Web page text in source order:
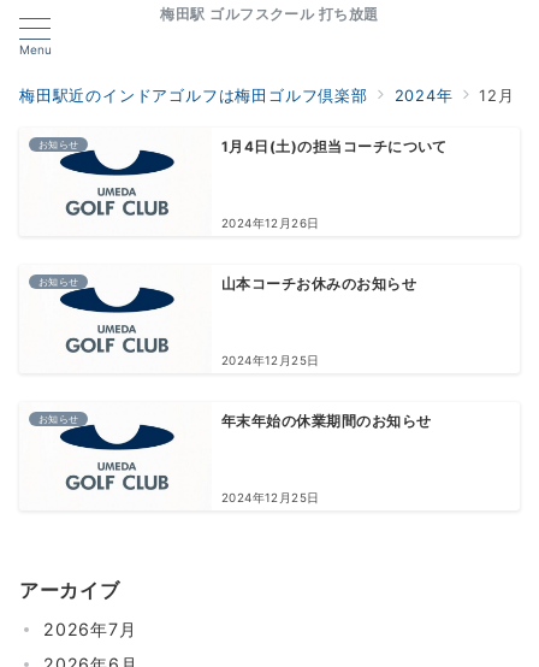
Menu
梅田駅 ゴルフスクール 打ち放題
梅田駅近のインドアゴルフは梅田ゴルフ倶楽部 2024年 12月
お知らせ 1月4日(土)の担当コーチについて
2024年12月26日
お知らせ 山本コーチお休みのお知らせ
2024年12月25日
お知らせ 年末年始の休業期間のお知らせ
2024年12月25日
アーカイブ
2026年7月